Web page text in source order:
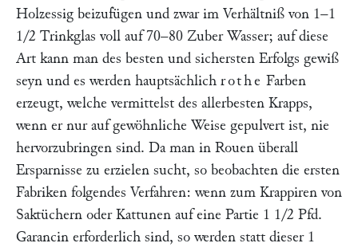
Holzessig beizufügen und zwar im Verhältniß von 1–1
1/2 Trinkglas voll auf 70–80 Zuber Wasser; auf diese
Art kann man des besten und sichersten Erfolgs gewiß
seyn und es werden hauptsächlich rothe Farben
erzeugt, welche vermittelst des allerbesten Krapps,
wenn er nur auf gewöhnliche Weise gepulvert ist, nie
hervorzubringen sind. Da man in Rouen überall
Ersparnisse zu erzielen sucht, so beobachten die ersten
Fabriken folgendes Verfahren: wenn zum Krappiren von
Saktüchern oder Kattunen auf eine Partie 1 1/2 Pfd.
Garancin erforderlich sind, so werden statt dieser 1